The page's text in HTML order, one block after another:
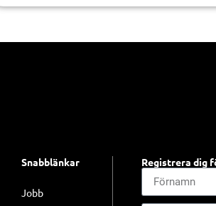
Snabblänkar
Jobb
Registrera dig